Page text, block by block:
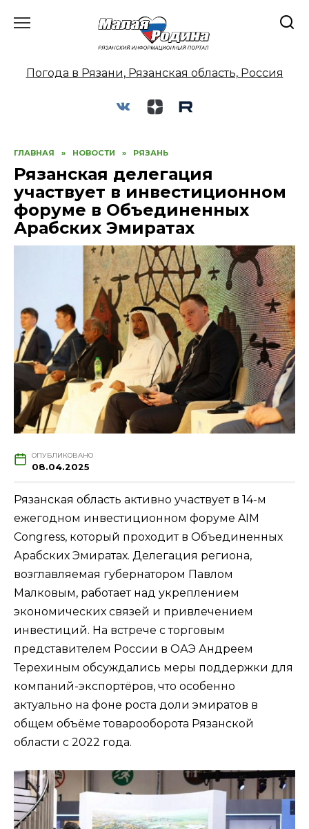
Погода в Рязани, Рязанская область, Россия
ГЛАВНАЯ » НОВОСТИ » РЯЗАНЬ
Рязанская делегация
участвует в инвестиционном
форуме в Объединенных
Арабских Эмиратах
ОПУБЛИКОВАНО
08.04.2025
Рязанская область активно участвует в 14-м
ежегодном инвестиционном форуме AIM
Congress, который проходит в Объединенных
Арабских Эмиратах. Делегация региона,
возглавляемая губернатором Павлом
Малковым, работает над укреплением
экономических связей и привлечением
инвестиций. На встрече с торговым
представителем России в ОАЭ Андреем
Терехиным обсуждались меры поддержки для
компаний-экспортёров, что особенно
актуально на фоне роста доли эмиратов в
общем объёме товарооборота Рязанской
области с 2022 года.